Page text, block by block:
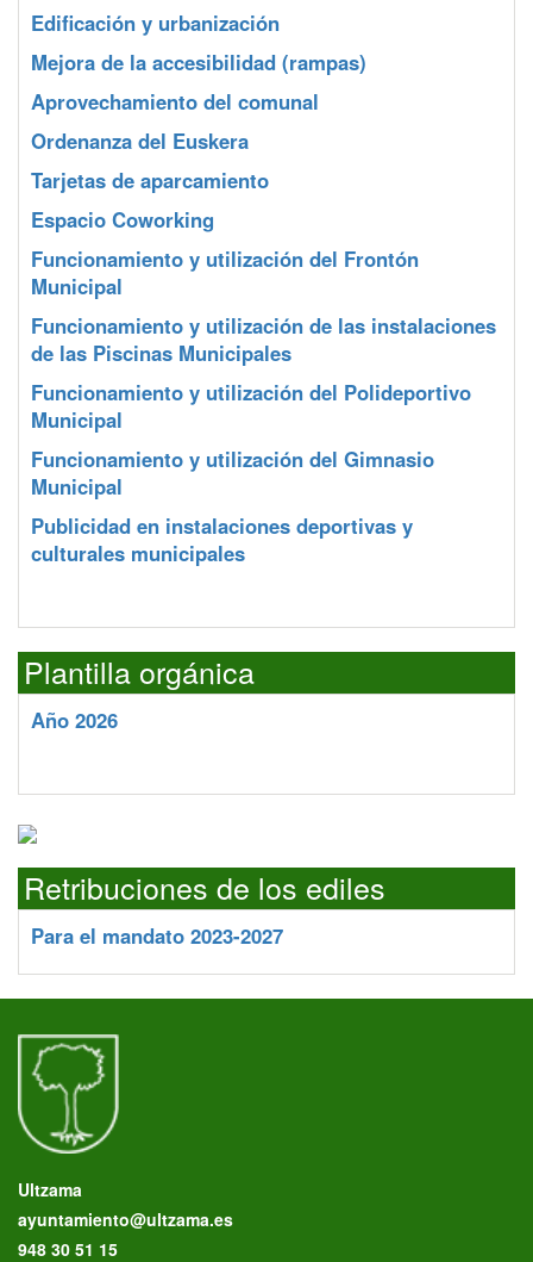
Edificación y urbanización
Mejora de la accesibilidad (rampas)
Aprovechamiento del comunal
Ordenanza del Euskera
Tarjetas de aparcamiento
Espacio Coworking
Funcionamiento y utilización del Frontón
Municipal
Funcionamiento y utilización de las instalaciones
de las Piscinas Municipales
Funcionamiento y utilización del Polideportivo
Municipal
Funcionamiento y utilización del Gimnasio
Municipal
Publicidad en instalaciones deportivas y
culturales municipales
Plantilla orgánica
Año 2026
Retribuciones de los ediles
Para el mandato 2023-2027
Ultzama
ayuntamiento@ultzama.es
948 30 51 15